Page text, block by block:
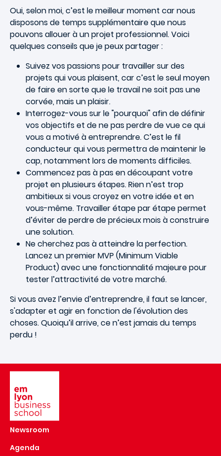
Oui, selon moi, c’est le meilleur moment car nous
disposons de temps supplémentaire que nous
pouvons allouer à un projet professionnel. Voici
quelques conseils que je peux partager :
Suivez vos passions pour travailler sur des
projets qui vous plaisent, car c’est le seul moyen
de faire en sorte que le travail ne soit pas une
corvée, mais un plaisir.
Interrogez-vous sur le "pourquoi" afin de définir
vos objectifs et de ne pas perdre de vue ce qui
vous a motivé à entreprendre. C’est le fil
conducteur qui vous permettra de maintenir le
cap, notamment lors de moments difficiles.
Commencez pas à pas en découpant votre
projet en plusieurs étapes. Rien n’est trop
ambitieux si vous croyez en votre idée et en
vous-même. Travailler étape par étape permet
d’éviter de perdre de précieux mois à construire
une solution.
Ne cherchez pas à atteindre la perfection.
Lancez un premier MVP (Minimum Viable
Product) avec une fonctionnalité majeure pour
tester l’attractivité de votre marché.
Si vous avez l’envie d’entreprendre, il faut se lancer,
s'adapter et agir en fonction de l'évolution des
choses. Quoiqu’il arrive, ce n’est jamais du temps
perdu !
Newsroom
Agenda